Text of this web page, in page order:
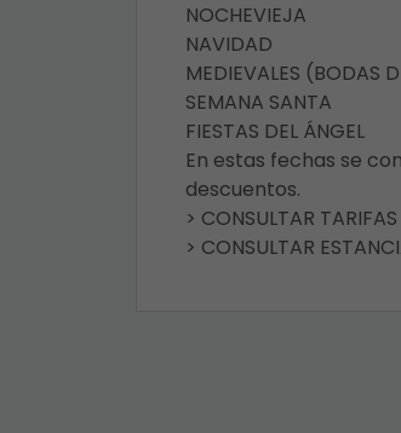
NOCHEVIEJA
NAVIDAD
MEDIEVALES (BODAS
SEMANA SANTA
FIESTAS DEL ÁNGEL
En estas fechas se
descuentos.
> CONSULTAR
> CONSULTAR